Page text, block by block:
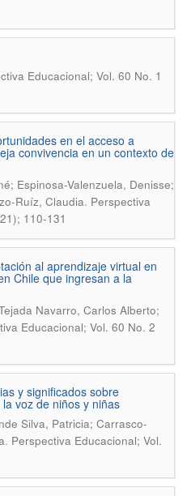
Educacional; Vol. 60 No. 1
en el acceso a
convivencia en un contexto de
Espinosa-Valenzuela, Denisse;
Ruíz, Claudia. Perspectiva
110-131
al aprendizaje virtual en
Chile que ingresan a la
Navarro, Carlos Alberto;
Educacional; Vol. 60 No. 2
y significados sobre
voz de niños y niñas
Silva, Patricia; Carrasco-
. Perspectiva Educacional; Vol.